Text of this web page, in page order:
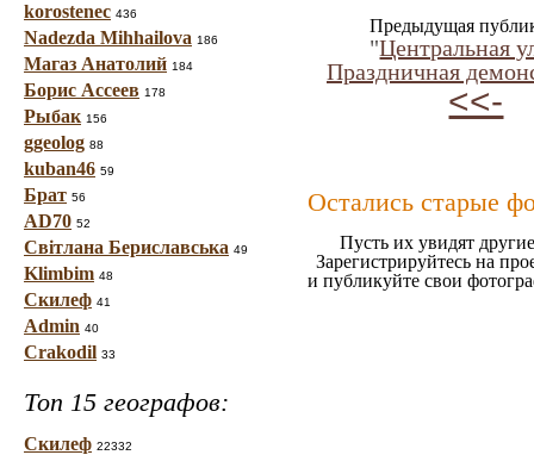
korostenec 436
Nadezda Mihhailova 186
Магаз Анатолий 184
Борис Ассеев 178
Рыбак 156
ggeolog 88
kuban46 59
Брат 56
AD70 52
Світлана Бериславська 49
Klimbim 48
Скилеф 41
Admin 40
Crakodil 33
Топ 15 географов:
Скилеф 22332
Предыдущая
"Центральная
Праздничная
<<-
Остались старые
Пусть их увидят
Зарегистрируйтесь на
и публикуйте свои